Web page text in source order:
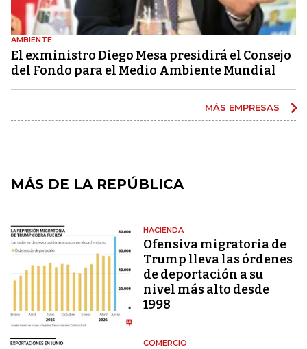
AMBIENTE
El exministro Diego Mesa presidirá el Consejo
del Fondo para el Medio Ambiente Mundial
MÁS EMPRESAS
MÁS DE LA REPÚBLICA
HACIENDA
Ofensiva migratoria de
Trump lleva las órdenes
de deportación a su
nivel más alto desde
1998
COMERCIO